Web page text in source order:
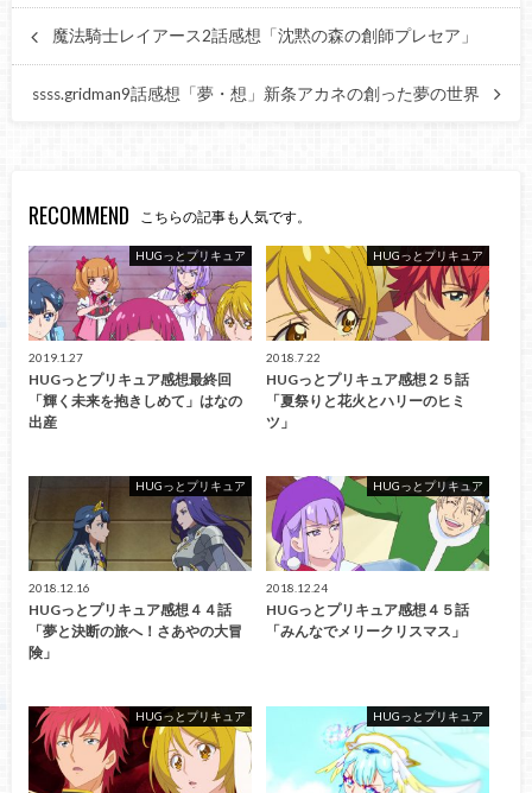
魔法騎士レイアース2話感想「沈黙の森の創師プレセア」
ssss.gridman9話感想「夢・想」新条アカネの創った夢の世界
RECOMMEND こちらの記事も人気です。
HUGっとプリキュア
2019.1.27
HUGっとプリキュア感想最終回
「輝く未来を抱きしめて」はなの
出産
HUGっとプリキュア
2018.7.22
HUGっとプリキュア感想２５話
「夏祭りと花火とハリーのヒミ
ツ」
HUGっとプリキュア
2018.12.16
HUGっとプリキュア感想４４話
「夢と決断の旅へ！さあやの大冒
険」
HUGっとプリキュア
2018.12.24
HUGっとプリキュア感想４５話
「みんなでメリークリスマス」
HUGっとプリキュア HUGっとプリキュア